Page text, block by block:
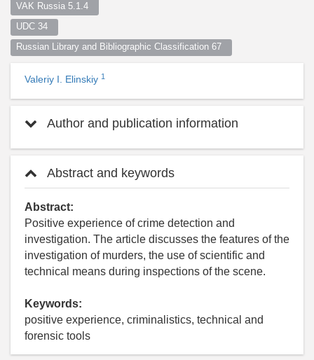
VAK Russia 5.1.4
UDC 34
Russian Library and Bibliographic Classification 67
Valeriy I. Elinskiy 1
Author and publication information
Abstract and keywords
Abstract:
Positive experience of crime detection and
investigation. The article discusses the features of the
investigation of murders, the use of scientific and
technical means during inspections of the scene.
Keywords:
positive experience, criminalistics, technical and
forensic tools